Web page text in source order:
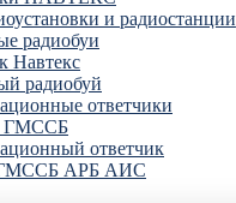
и радиостанции
радиобуи
Навтекс
радиобуй
ответчики
ГМССБ
ответчик
ГМССБ АРБ АИС